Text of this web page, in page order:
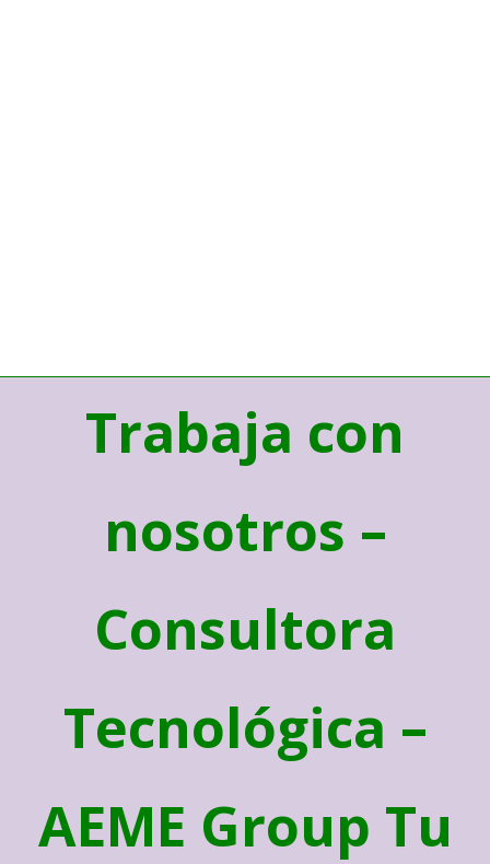
Trabaja con
nosotros –
Consultora
Tecnológica –
AEME Group Tu